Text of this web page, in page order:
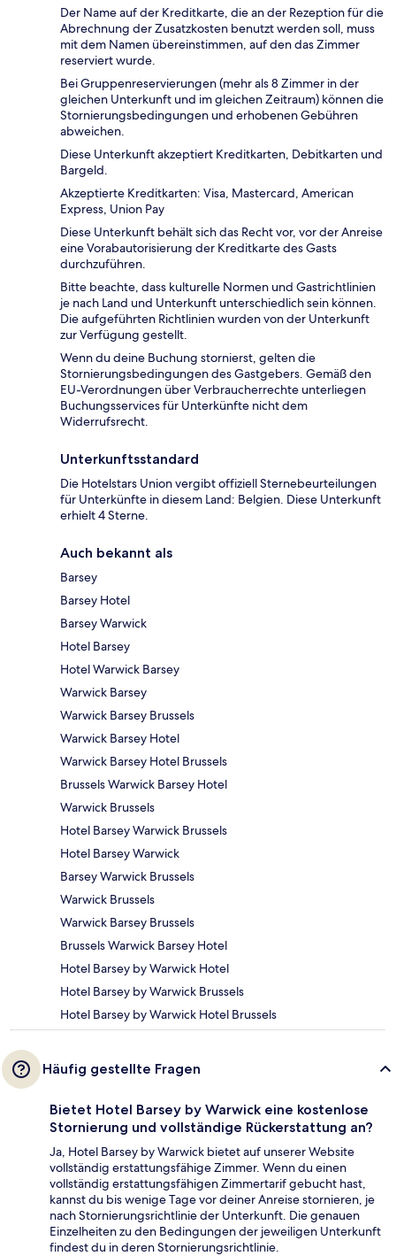
Der Name auf der Kreditkarte, die an der Rezeption für die
Abrechnung der Zusatzkosten benutzt werden soll, muss
mit dem Namen übereinstimmen, auf den das Zimmer
reserviert wurde.
Bei Gruppenreservierungen (mehr als 8 Zimmer in der
gleichen Unterkunft und im gleichen Zeitraum) können die
Stornierungsbedingungen und erhobenen Gebühren
abweichen.
Diese Unterkunft akzeptiert Kreditkarten, Debitkarten und
Bargeld.
Akzeptierte Kreditkarten: Visa, Mastercard, American
Express, Union Pay
Diese Unterkunft behält sich das Recht vor, vor der Anreise
eine Vorabautorisierung der Kreditkarte des Gasts
durchzuführen.
Bitte beachte, dass kulturelle Normen und Gastrichtlinien
je nach Land und Unterkunft unterschiedlich sein können.
Die aufgeführten Richtlinien wurden von der Unterkunft
zur Verfügung gestellt.
Wenn du deine Buchung stornierst, gelten die
Stornierungsbedingungen des Gastgebers. Gemäß den
EU-Verordnungen über Verbraucherrechte unterliegen
Buchungsservices für Unterkünfte nicht dem
Widerrufsrecht.
Unterkunftsstandard
Die Hotelstars Union vergibt offiziell Sternebeurteilungen
für Unterkünfte in diesem Land: Belgien. Diese Unterkunft
erhielt 4 Sterne.
Auch bekannt als
Barsey
Barsey Hotel
Barsey Warwick
Hotel Barsey
Hotel Warwick Barsey
Warwick Barsey
Warwick Barsey Brussels
Warwick Barsey Hotel
Warwick Barsey Hotel Brussels
Brussels Warwick Barsey Hotel
Warwick Brussels
Hotel Barsey Warwick Brussels
Hotel Barsey Warwick
Barsey Warwick Brussels
Warwick Brussels
Warwick Barsey Brussels
Brussels Warwick Barsey Hotel
Hotel Barsey by Warwick Hotel
Hotel Barsey by Warwick Brussels
Hotel Barsey by Warwick Hotel Brussels
Häufig gestellte Fragen
Bietet Hotel Barsey by Warwick eine kostenlose
Stornierung und vollständige Rückerstattung an?
Ja, Hotel Barsey by Warwick bietet auf unserer Website
vollständig erstattungsfähige Zimmer. Wenn du einen
vollständig erstattungsfähigen Zimmertarif gebucht hast,
kannst du bis wenige Tage vor deiner Anreise stornieren, je
nach Stornierungsrichtlinie der Unterkunft. Die genauen
Einzelheiten zu den Bedingungen der jeweiligen Unterkunft
findest du in deren Stornierungsrichtlinie.